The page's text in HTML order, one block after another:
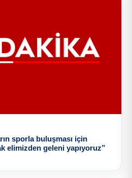
sporla buluşması için
elimizden geleni yapıyoruz”